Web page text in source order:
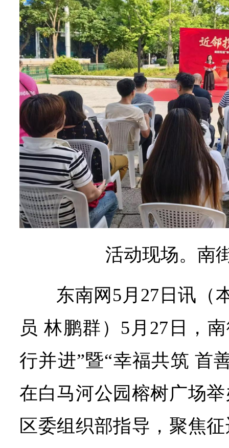
活动现场。南
东南网5月27日讯（
员 林鹏群）5月27日，
行并进”暨“幸福共筑 首
在白马河公园榕树广场
区委组织部指导，聚焦